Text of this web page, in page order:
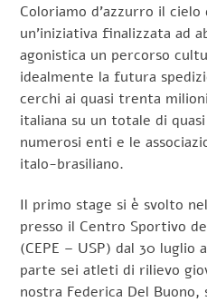
Coloriamo d’azzurro il
un’iniziativa finalizzata ad
agonistica un percorso
idealmente la futura
cerchi ai quasi trenta
italiana su un totale di
numerosi enti e le
italo-brasiliano.
Il primo stage si è svolto
presso il Centro Sportivo
(CEPE – USP) dal 30 luglio
parte sei atleti di rilievo
nostra Federica Del